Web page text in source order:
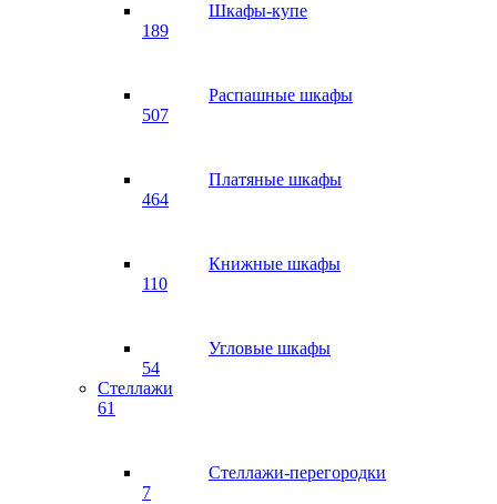
Шкафы-купе
189
Распашные шкафы
507
Платяные шкафы
464
Книжные шкафы
110
Угловые шкафы
54
Стеллажи
61
Стеллажи-перегородки
7